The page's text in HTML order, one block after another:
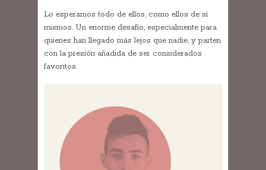
Lo esperamos todo de ellos, como ellos de sí
mismos. Un enorme desafío, especialmente para
quienes han llegado más lejos que nadie, y parten
con la presión añadida de ser considerados
favoritos.